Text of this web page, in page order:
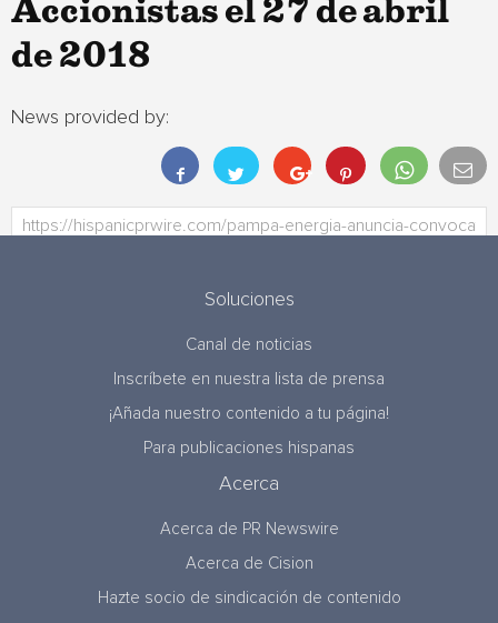
Accionistas el 27 de abril
de 2018
News provided by:
Soluciones
Canal de noticias
Inscríbete en nuestra lista de prensa
¡Añada nuestro contenido a tu página!
Para publicaciones hispanas
Acerca
Acerca de PR Newswire
Acerca de Cision
Hazte socio de sindicación de contenido